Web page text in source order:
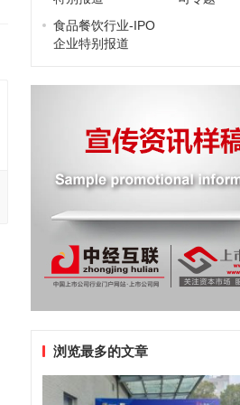
食品餐饮行业-IPO
企业特别报道
浏览最多的文章